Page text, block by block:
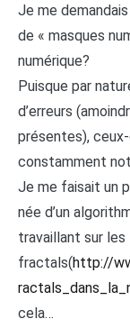
Je me
de « masques
numérique?
Puisque par
d’erreurs
présentes),
constamment
Je me faisait un
née d’un
travaillant sur les
fractals(http://
cela…